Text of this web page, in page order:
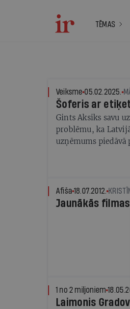
TĒMAS
Veiksme 05.02.2025.
Šoferis ar
Gints Aksiks savu
problēmu, ka
uzņēmums
Afiša 18.07.2012.
Jaunākās filmas
1 no 2 miljoniem
Laimonis